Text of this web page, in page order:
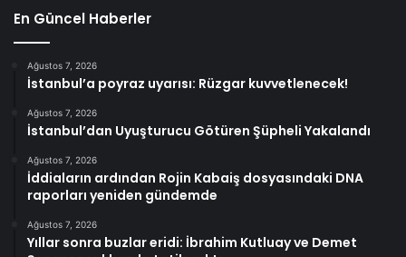
En Güncel Haberler
Ağustos 7, 2026
İstanbul’a poyraz uyarısı: Rüzgar kuvvetlenecek!
Ağustos 7, 2026
İstanbul’dan Uyuşturucu Götüren Şüpheli Yakalandı
Ağustos 7, 2026
İddiaların ardından Rojin Kabaiş dosyasındaki DNA
raporları yeniden gündemde
Ağustos 7, 2026
Yıllar sonra buzlar eridi: İbrahim Kutluay ve Demet